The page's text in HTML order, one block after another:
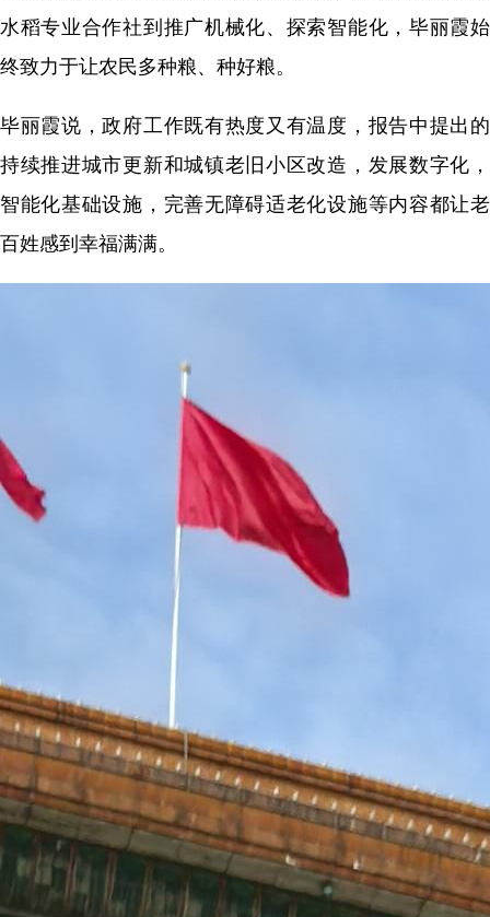
水稻专业合作社到推广机械化、探索智能化，毕丽霞始
终致力于让农民多种粮、种好粮。
毕丽霞说，政府工作既有热度又有温度，报告中提出的
持续推进城市更新和城镇老旧小区改造，发展数字化，
智能化基础设施，完善无障碍适老化设施等内容都让老
百姓感到幸福满满。